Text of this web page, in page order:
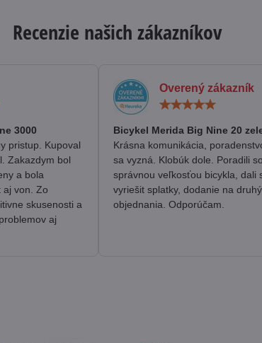
Recenzie našich zákazníkov
/
5
3000
pristup. Kupoval
Zakazdym bol
a bola
aj von. Zo
skusenosti a
aj
Overený zákazník
/
5
Bicykel Merida Big Nine 20
Krásna komunikácia,
sa vyzná. Klobúk dole. Poradili so
správnou veľkosťou bicykla, dali
vyriešit splatky, dodanie na
objednania. Odporúčam.